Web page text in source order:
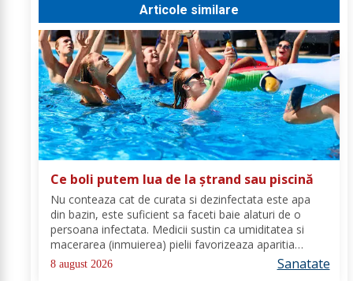
Articole similare
Ce boli putem lua de la ștrand sau piscină
Nu conteaza cat de curata si dezinfectata este apa
din bazin, este suficient sa faceti baie alaturi de o
persoana infectata. Medicii sustin ca umiditatea si
macerarea (inmuierea) pielii favorizeaza aparitia
infectiilor micotice, care prin apa se transmit mult mai
usor. Cel mai intalnit tip de...
8 august 2026 Sanatate